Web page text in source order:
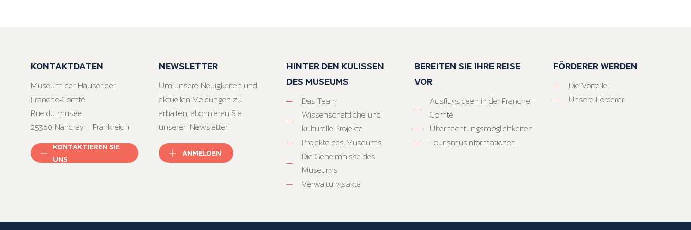
KONTAKTDATEN
Museum der Häuser der
Franche-Comté
Rue du musée
25360 Nancray – Frankreich
KONTAKTIEREN SIE
UNS
NEWSLETTER
Um unsere Neuigkeiten und
aktuellen Meldungen zu
erhalten, abonnieren Sie
unseren Newsletter!
ANMELDEN
HINTER DEN KULISSEN
DES MUSEUMS
Das Team
Wissenschaftliche und
kulturelle Projekte
Projekte des Museums
Die Geheimnisse des
Museums
Verwaltungsakte
BEREITEN SIE IHRE REISE
VOR
Ausflugsideen in der Franche-
Comté
Übernachtungsmöglichkeiten
Tourismusinformationen
FÖRDERER WERDEN
Die Vorteile
Unsere Förderer